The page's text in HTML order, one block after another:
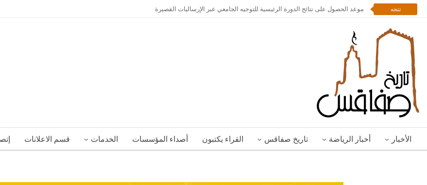
تتجه موعد الحصول على نتائج الدورة الرئيسية للتوجيه الجامعي عبر الإرساليات القصيرة
الأخبار أخبار الرياضة تاريخ صفاقس القراء يكتبون أصداء المؤسسات الخدمات قسم الاعلانات